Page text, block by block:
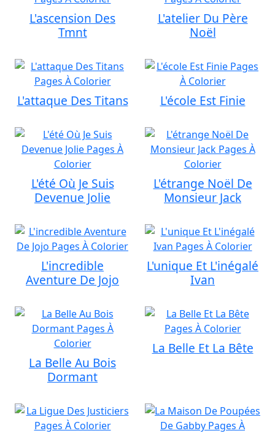
L'ascension Des
Tmnt
L'atelier Du Père
Noël
L'attaque Des Titans L'école Est Finie
L'été Où Je Suis
Devenue Jolie
L'étrange Noël De
Monsieur Jack
L'incredible
Aventure De Jojo
L'unique Et L'inégalé
Ivan
La Belle Au Bois
Dormant
La Belle Et La Bête